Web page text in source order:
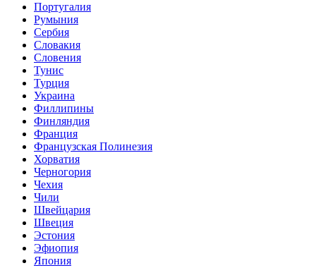
Португалия
Румыния
Сербия
Словакия
Словения
Тунис
Турция
Украина
Филлипины
Финляндия
Франция
Французская Полинезия
Хорватия
Черногория
Чехия
Чили
Швейцария
Швеция
Эстония
Эфиопия
Япония